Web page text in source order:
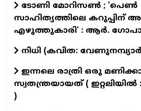
ടോണി മോറിസൺ ; 'പെൺ
സാഹിത്യത്തിലെ കറുപ്പിന്
എഴുത്തുകാരി' : ആർ.
നിധി (കവിത:
ഇന്നലെ രാത്രി ഒരു
സ്വതന്ത്രയായത് ( ഇറ്റലിയിൽ
)